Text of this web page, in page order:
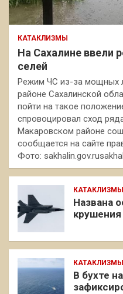
КАТАКЛИЗМЫ
На Сахалине ввели
селей
Режим ЧС из-за мощных
районе Сахалинской
пойти на такое
спровоцировал сход
Макаровском районе
сообщается на сайте
Фото:
КАТАКЛИЗМЫ
Названа
КАТАКЛИЗМЫ
В бухте